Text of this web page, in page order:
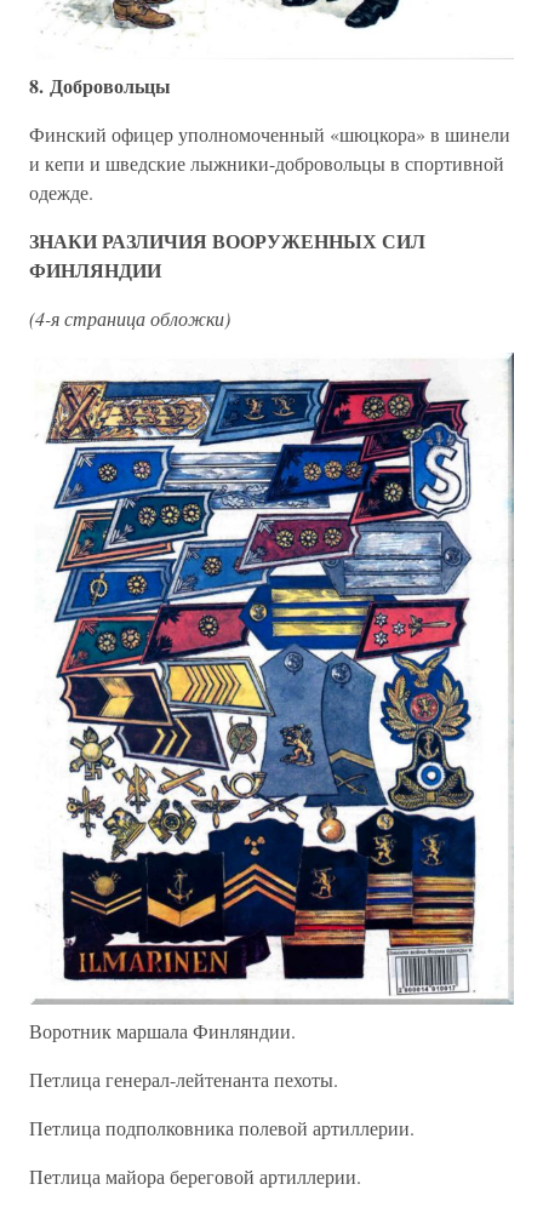
8. Добровольцы
Финский офицер уполномоченный «шюцкора» в шинели
и кепи и шведские лыжники-добровольцы в спортивной
одежде.
ЗНАКИ РАЗЛИЧИЯ ВООРУЖЕННЫХ СИЛ
ФИНЛЯНДИИ
(4-я страница обложки)
Воротник маршала Финляндии.
Петлица генерал-лейтенанта пехоты.
Петлица подполковника полевой артиллерии.
Петлица майора береговой артиллерии.